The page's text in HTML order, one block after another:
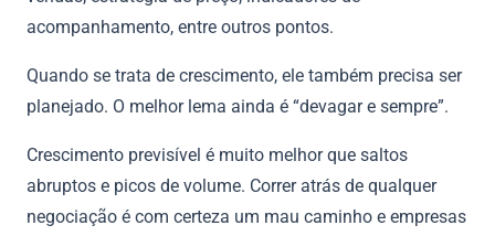
acompanhamento, entre outros pontos.
Quando se trata de crescimento, ele também precisa ser
planejado. O melhor lema ainda é “devagar e sempre”.
Crescimento previsível é muito melhor que saltos
abruptos e picos de volume. Correr atrás de qualquer
negociação é com certeza um mau caminho e empresas